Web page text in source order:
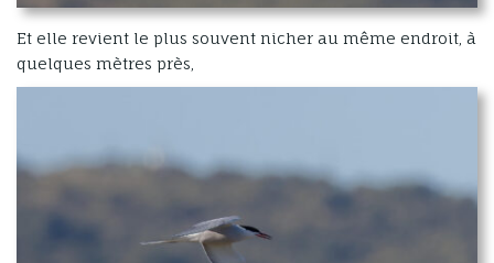
Et elle revient le plus souvent nicher au même endroit, à
quelques mètres près,